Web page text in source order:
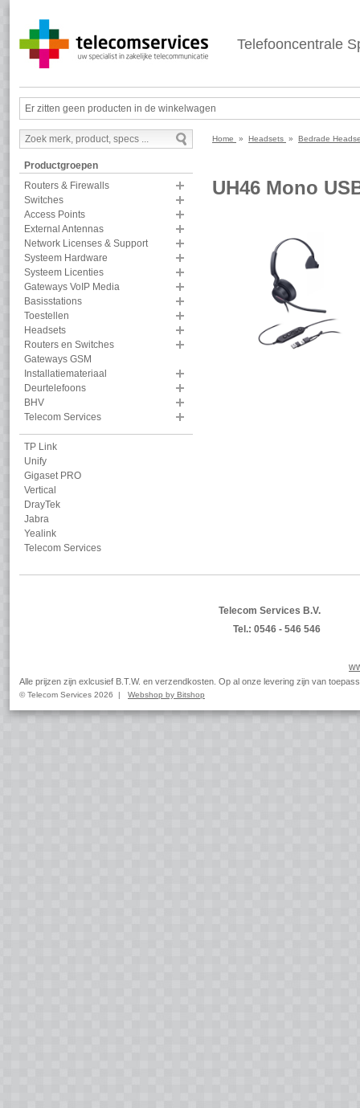
Telefooncentrale
Er zitten geen producten in de winkelwagen
Productgroepen
Routers & Firewalls
Switches
Access Points
External Antennas
Network Licenses & Support
Systeem Hardware
Systeem Licenties
Gateways VoIP Media
Basisstations
Toestellen
Headsets
Routers en Switches
Gateways GSM
Installatiemateriaal
Deurtelefoons
BHV
Telecom Services
TP Link
Unify
Gigaset PRO
Vertical
DrayTek
Jabra
Yealink
Telecom Services
Home » Headsets » Bedrade
UH46 Mono
Telecom Services B.V.
Tel.: 0546 - 546 546
Alle prijzen zijn exlcusief B.T.W. en verzendkosten. Op al onze levering zijn van
© Telecom Services 2026 | Webshop by Bitshop